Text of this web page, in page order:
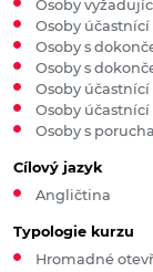
Osoby
Osoby účastnící
Osoby s
Osoby s
Osoby účastnící
Osoby účastnící
Osoby s
Cílový jazyk
Angličtina
Typologie kurzu
Hromadné